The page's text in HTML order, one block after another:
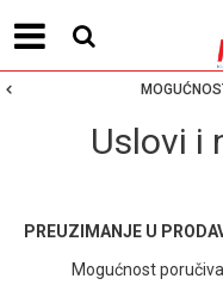
Uslovi i
PREUZIMANJE U
Mogućnost